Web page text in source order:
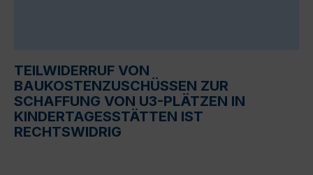
TEILWIDERRUF VON
BAUKOSTENZUSCHÜSSEN ZUR
SCHAFFUNG VON U3-PLÄTZEN IN
KINDERTAGESSTÄTTEN IST
RECHTSWIDRIG